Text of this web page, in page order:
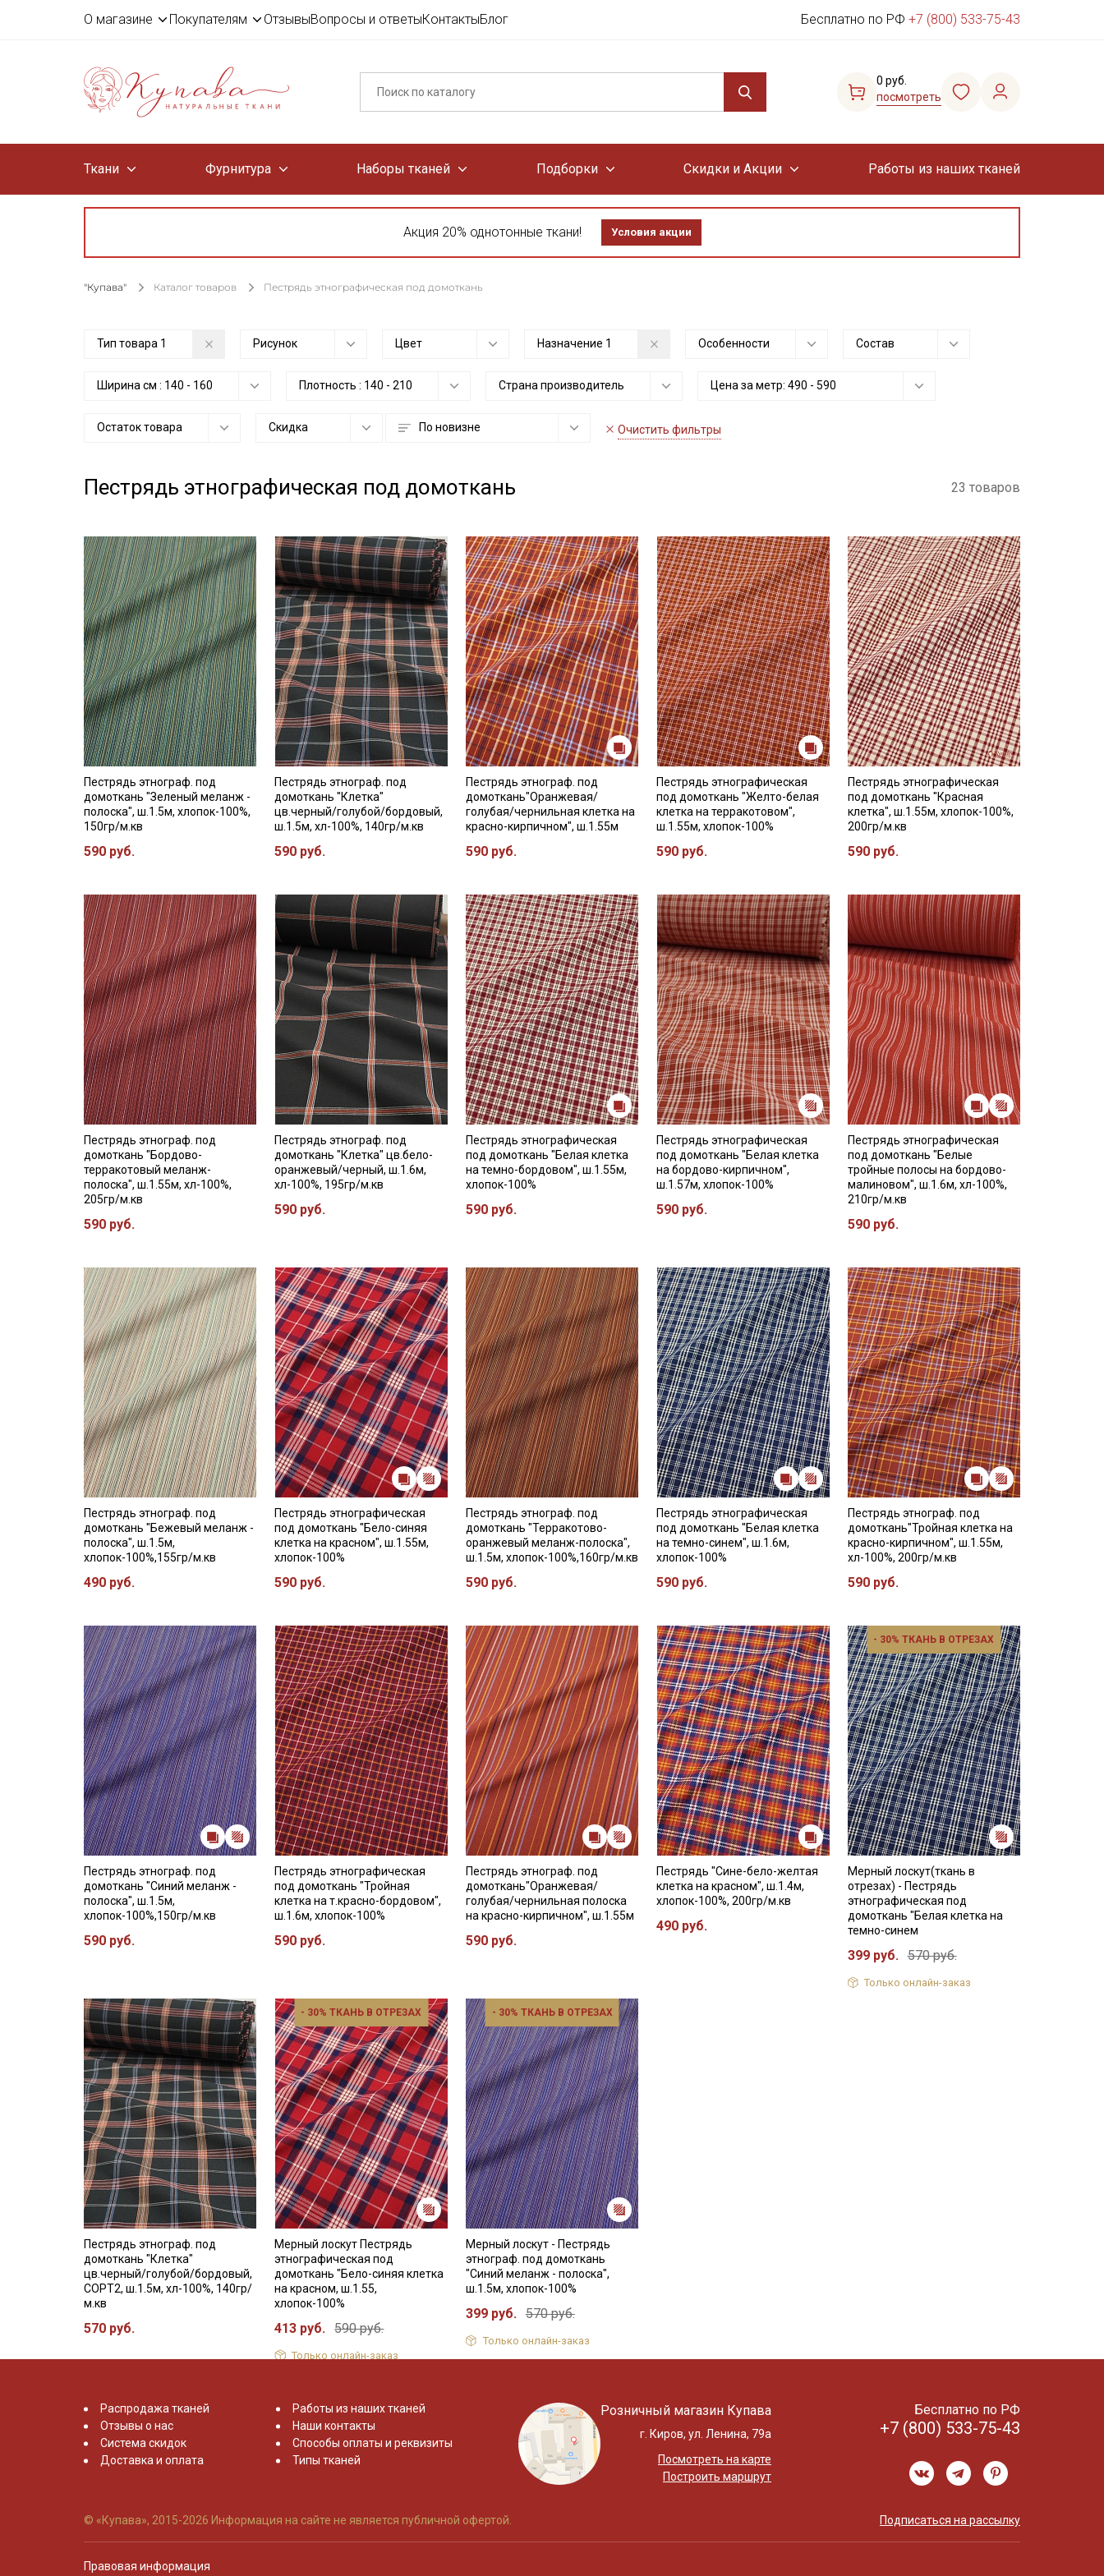
О магазине Покупателям ОтзывыВопросы и ответыКонтактыБлог Бесплатно по РФ +7 (800) 533-75-43
0 руб.
посмотреть
Ткани Фурнитура Наборы тканей Подборки Скидки и Акции Работы из наших тканей
Акция 20% однотонные ткани! Условия акции
"Купава" Каталог товаров Пестрядь этнографическая под домоткань
Тип товара 1 Рисунок Цвет Назначение 1 Особенности Состав
Ширина см : 140 - 160 Плотность : 140 - 210 Страна производитель Цена за метр: 490 - 590
Остаток товара Скидка По новизне Очистить фильтры
Пестрядь этнографическая под домоткань 23 товаров
Пестрядь этнограф. под
домоткань "Зеленый меланж -
полоска", ш.1.5м, хлопок-100%,
150гр/м.кв
590 руб.
Пестрядь этнограф. под
домоткань "Клетка"
цв.черный/голубой/бордовый,
ш.1.5м, хл-100%, 140гр/м.кв
590 руб.
Пестрядь этнограф. под
домоткань"Оранжевая/
голубая/чернильная клетка на
красно-кирпичном", ш.1.55м
590 руб.
Пестрядь этнографическая
под домоткань "Желто-белая
клетка на терракотовом",
ш.1.55м, хлопок-100%
590 руб.
Пестрядь этнографическая
под домоткань "Красная
клетка", ш.1.55м, хлопок-100%,
200гр/м.кв
590 руб.
Пестрядь этнограф. под
домоткань "Бордово-
терракотовый меланж-
полоска", ш.1.55м, хл-100%,
205гр/м.кв
590 руб.
Пестрядь этнограф. под
домоткань "Клетка" цв.бело-
оранжевый/черный, ш.1.6м,
хл-100%, 195гр/м.кв
590 руб.
Пестрядь этнографическая
под домоткань "Белая клетка
на темно-бордовом", ш.1.55м,
хлопок-100%
590 руб.
Пестрядь этнографическая
под домоткань "Белая клетка
на бордово-кирпичном",
ш.1.57м, хлопок-100%
590 руб.
Пестрядь этнографическая
под домоткань "Белые
тройные полосы на бордово-
малиновом", ш.1.6м, хл-100%,
210гр/м.кв
590 руб.
Пестрядь этнограф. под
домоткань "Бежевый меланж -
полоска", ш.1.5м,
хлопок-100%,155гр/м.кв
490 руб.
Пестрядь этнографическая
под домоткань "Бело-синяя
клетка на красном", ш.1.55м,
хлопок-100%
590 руб.
Пестрядь этнограф. под
домоткань "Терракотово-
оранжевый меланж-полоска",
ш.1.5м, хлопок-100%,160гр/м.кв
590 руб.
Пестрядь этнографическая
под домоткань "Белая клетка
на темно-синем", ш.1.6м,
хлопок-100%
590 руб.
Пестрядь этнограф. под
домоткань"Тройная клетка на
красно-кирпичном", ш.1.55м,
хл-100%, 200гр/м.кв
590 руб.
Пестрядь этнограф. под
домоткань "Синий меланж -
полоска", ш.1.5м,
хлопок-100%,150гр/м.кв
590 руб.
Пестрядь этнографическая
под домоткань "Тройная
клетка на т.красно-бордовом",
ш.1.6м, хлопок-100%
590 руб.
Пестрядь этнограф. под
домоткань"Оранжевая/
голубая/чернильная полоска
на красно-кирпичном", ш.1.55м
590 руб.
Пестрядь "Сине-бело-желтая
клетка на красном", ш.1.4м,
хлопок-100%, 200гр/м.кв
490 руб.
- 30% ТКАНЬ В ОТРЕЗАХ
Мерный лоскут(ткань в
отрезах) - Пестрядь
этнографическая под
домоткань "Белая клетка на
темно-синем
399 руб. 570 руб.
Только онлайн-заказ
Пестрядь этнограф. под
домоткань "Клетка"
цв.черный/голубой/бордовый,
СОРТ2, ш.1.5м, хл-100%, 140гр/
м.кв
570 руб.
- 30% ТКАНЬ В ОТРЕЗАХ
Мерный лоскут Пестрядь
этнографическая под
домоткань "Бело-синяя клетка
на красном, ш.1.55,
хлопок-100%
413 руб. 590 руб.
Только онлайн-заказ
- 30% ТКАНЬ В ОТРЕЗАХ
Мерный лоскут - Пестрядь
этнограф. под домоткань
"Синий меланж - полоска",
ш.1.5м, хлопок-100%
399 руб. 570 руб.
Только онлайн-заказ
Распродажа тканей
Отзывы о нас
Система скидок
Доставка и оплата
Работы из наших тканей
Наши контакты
Способы оплаты и реквизиты
Типы тканей
Розничный магазин Купава
г. Киров, ул. Ленина, 79а
Посмотреть на карте
Построить маршрут
Бесплатно по РФ
+7 (800) 533-75-43
© «Купава», 2015-2026 Информация на сайте не является публичной офертой. Подписаться на рассылку
Правовая информация
Секретная рассылка от
Купава
категории тканей
Электронная почта
Подписаться
Ознакомлен(а) сПолитикой обработки персональных
данных
и даюСогласие на обработку персональных
данных
ДаюСогласие на получение рекламных и
информационных рассылок